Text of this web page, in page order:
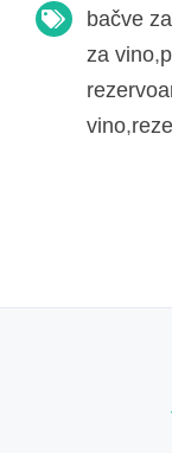
bačve
za vino,
vino,